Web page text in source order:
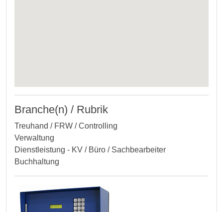
Branche(n) / Rubrik
Treuhand / FRW / Controlling
Verwaltung
Dienstleistung - KV / Büro / Sachbearbeiter
Buchhaltung